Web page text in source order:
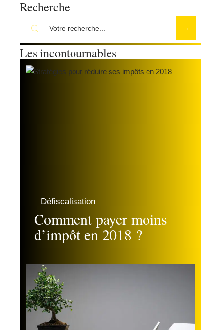
Recherche
Les incontournables
Défiscalisation
Comment payer moins
d’impôt en 2018 ?